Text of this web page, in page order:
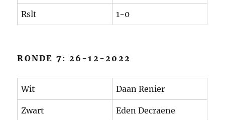
Rslt 1-0
RONDE 7: 26-12-2022
Wit Daan Renier
Zwart Eden Decraene